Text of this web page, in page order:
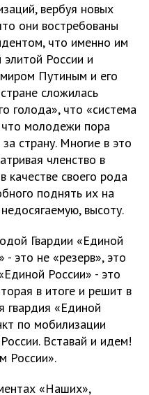
вербуя новых
они востребованы
что именно им
элитой России и
Путиным и его
сложилась
голода», что «система
что молодежи пора
страну. Многие в это
членство в
качестве своего рода
поднять их на
высоту.
Гвардии «Единой
это не «резерв», это
России» - это
в итоге и решит в
гвардия «Единой
по мобилизации
Вставай и идем!
России».
«Наших»,